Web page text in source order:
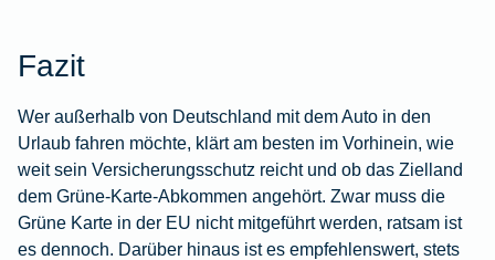
Fazit
Wer außerhalb von Deutschland mit dem Auto in den
Urlaub fahren möchte, klärt am besten im Vorhinein, wie
weit sein Versicherungsschutz reicht und ob das Zielland
dem Grüne-Karte-Abkommen angehört. Zwar muss die
Grüne Karte in der EU nicht mitgeführt werden, ratsam ist
es dennoch. Darüber hinaus ist es empfehlenswert, stets